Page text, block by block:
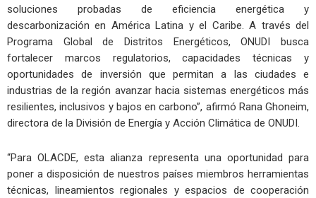
soluciones probadas de eficiencia energética y
descarbonización en América Latina y el Caribe. A través del
Programa Global de Distritos Energéticos, ONUDI busca
fortalecer marcos regulatorios, capacidades técnicas y
oportunidades de inversión que permitan a las ciudades e
industrias de la región avanzar hacia sistemas energéticos más
resilientes, inclusivos y bajos en carbono”, afirmó Rana Ghoneim,
directora de la División de Energía y Acción Climática de ONUDI.
“Para OLACDE, esta alianza representa una oportunidad para
poner a disposición de nuestros países miembros herramientas
técnicas, lineamientos regionales y espacios de cooperación